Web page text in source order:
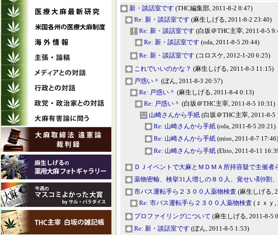
新・談話室です (THC編集部, 2011-8-2 8:47)
Re: 新・談話室です (麻生しげる, 2011-8-2 23:40)
Re: 新・談話室です (白坂＠THC主宰, 2011-8-5
Re: 新・談話室です (oda, 2011-8-5 20:44)
Re: 新・談話室です (コロスケ, 2012-1-20 6:25)
これでいいのかな？ (麻生しげる, 2011-8-3 11:15)
戸惑い＾ (ぼん, 2011-8-3 20:57)
Re: 戸惑い＾ (麻生しげる, 2011-8-4 0:13)
Re: 戸惑い＾ (白坂＠THC主宰, 2011-8-5 10:31)
山崎さんから手紙 (白坂＠THC主宰, 2011-8-5
Re: 山崎さんから手紙 (oda, 2011-8-5 20:21)
Re: 山崎さんから手紙 (miso, 2011-8-7 17:46)
Re: 山崎さんから手紙 (Ebio, 2011-8-11
ＤＪイベントで大麻とＭＤＭＡ所持容疑で主催者
薬物密輸、検挙31人増しの８０人、覚せい剤9割
市バス運転手ら２３００人薬物検査 (麻生しげる,
Re: 市バス運転手ら２３００人薬物検査 (ｚｘｙ,
プロファイリングについて (麻生しげる, 2011-8-5
Re: 新・談話室です (ぼん, 2011-8-5 1:53)